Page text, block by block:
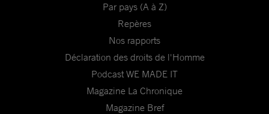
Par pays (A à Z)
Repères
Nos rapports
Déclaration des droits de l'Homme
Podcast WE MADE IT
Magazine La Chronique
Magazine Bref